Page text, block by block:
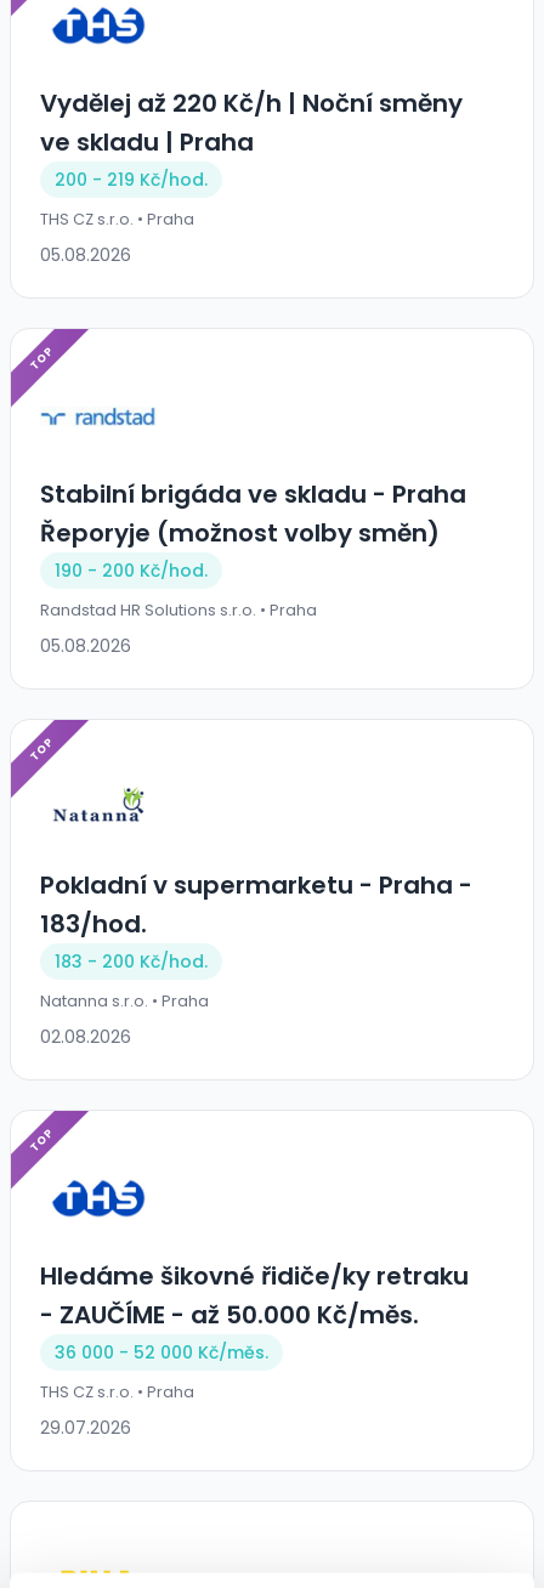
Vydělej až 220 Kč/h | Noční směny
ve skladu | Praha
200 - 219 Kč/hod.
THS CZ s.r.o. • Praha
05.08.2026
TOP
Stabilní brigáda ve skladu - Praha
Řeporyje (možnost volby směn)
190 - 200 Kč/hod.
Randstad HR Solutions s.r.o. • Praha
05.08.2026
TOP
Pokladní v supermarketu - Praha -
183/hod.
183 - 200 Kč/hod.
Natanna s.r.o. • Praha
02.08.2026
TOP
Hledáme šikovné řidiče/ky retraku
- ZAUČÍME - až 50.000 Kč/měs.
36 000 - 52 000 Kč/měs.
THS CZ s.r.o. • Praha
29.07.2026